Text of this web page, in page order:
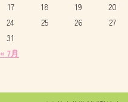
« 7月
17 18 19 20
24 25 26 27
31